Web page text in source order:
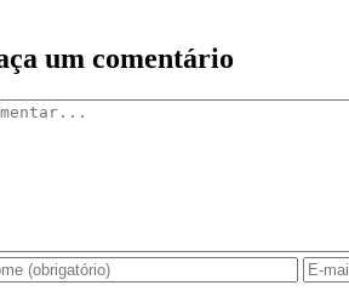
um comentário